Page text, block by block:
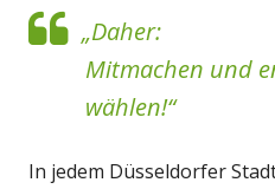
„Daher:
Mitmachen und
wählen!“
In jedem Düsseldorfer